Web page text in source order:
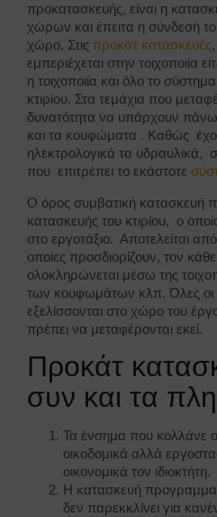
προκατασκευής, είναι η
χώρων και έπειτα η σύνδεσή
χώρο. Στις προκάτ κατασκευές
εμπεριέχεται στην τοιχοποιία
η τοιχοποιία και όλο το
κτιρίου. Στα τεμάχια που
δυνατότητα να υπάρχουν
και τα κουφώματα . Καθώς
ηλεκτρολογικά τα υδραυλικά,
που επιτρέπει το εκάστοτε
Ο όρος συμβατική κατασκευή
κατασκευής του κτιρίου, ο
στο εργοτάξιο. Αποτελείται
οποίες προσδιορίζουν, τον
ολοκληρώνεται μέσω της
των κουφωμάτων κλπ. Όλες οι
εξελίσσονται στο χώρο του
πρέπει να μεταφέρονται εκεί.
Προκάτ
συν και τα
Τα ένσημα που κολλάνε
οικοδομικά αλλά
οικονομικά τον ιδιοκτήτη.
Η κατασκευή
δεν παρεκκλίνει για